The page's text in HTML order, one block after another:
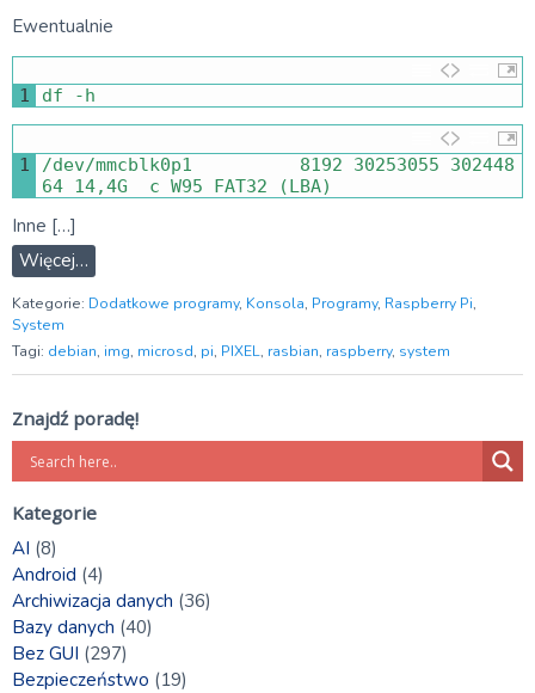
Ewentualnie
1 df - h
1 /dev/mmcblk0p1 8192 30253055
302448
64 14,4G c W95 FAT32 (LBA)
Inne […]
Więcej…
Kategorie: Dodatkowe programy, Konsola, Programy, Raspberry Pi,
System
Tagi: debian, img, microsd, pi, PIXEL, rasbian, raspberry, system
Znajdź poradę!
Kategorie
AI (8)
Android (4)
Archiwizacja danych (36)
Bazy danych (40)
Bez GUI (297)
Bezpieczeństwo (19)